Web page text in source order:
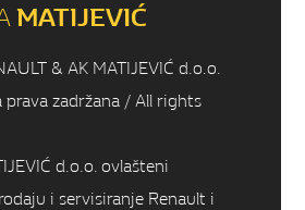
MATIJEVIĆ
& AK MATIJEVIĆ d.o.o.
prava zadržana / All rights
d.o.o. ovlašteni
i servisiranje Renault i